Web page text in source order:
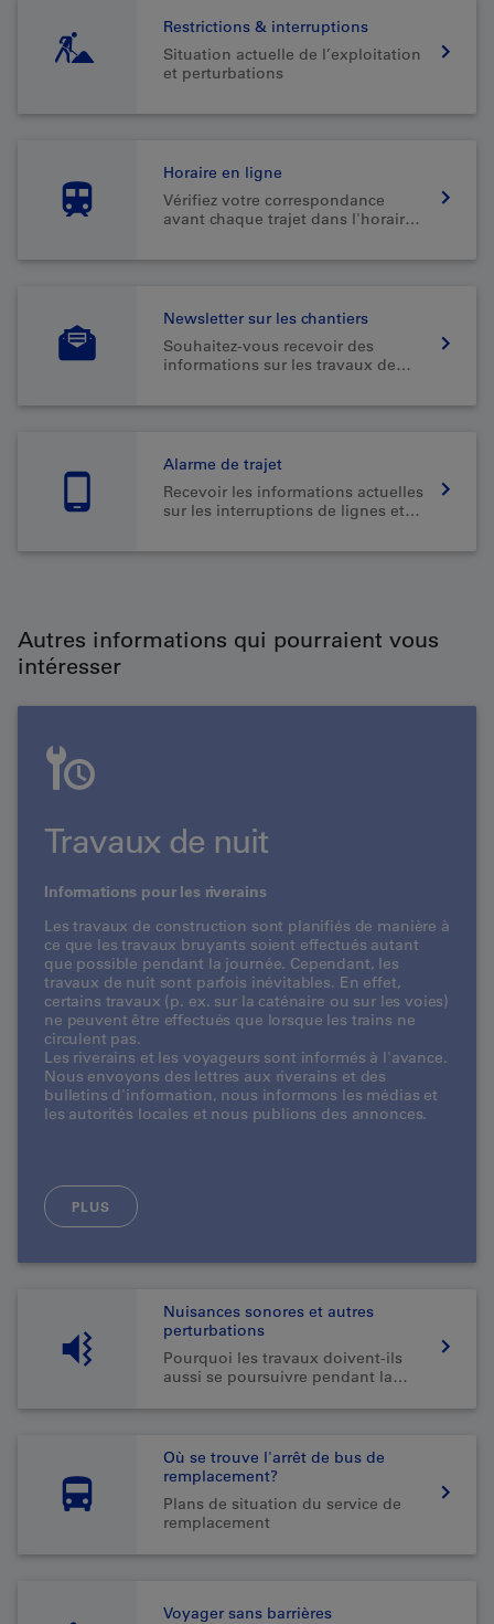
Restrictions & interruptions
Situation actuelle de l’exploitation
et perturbations
Horaire en ligne
Vérifiez votre correspondance
avant chaque trajet dans l'horaire
Newsletter sur les chantiers
Souhaitez-vous recevoir des
informations sur les travaux de
allemand uniquement)?
Alarme de trajet
Recevoir les informations actuelles
sur les interruptions de lignes et
Autres informations qui pourraient vous
intéresser
Travaux de nuit
Informations pour les riverains
Les travaux de construction sont planifiés de manière à
ce que les travaux bruyants soient effectués autant
que possible pendant la journée. Cependant, les
travaux de nuit sont parfois inévitables. En effet,
certains travaux (p. ex. sur la caténaire ou sur les voies)
ne peuvent être effectués que lorsque les trains ne
circulent pas.
Les riverains et les voyageurs sont informés à l'avance.
Nous envoyons des lettres aux riverains et des
bulletins d'information, nous informons les médias et
les autorités locales et nous publions des annonces.
PLUS
Nuisances sonores et autres
perturbations
Pourquoi les travaux doivent-ils
aussi se poursuivre pendant la
Où se trouve l'arrêt de bus de
remplacement?
Plans de situation du service de
remplacement
Voyager sans barrières